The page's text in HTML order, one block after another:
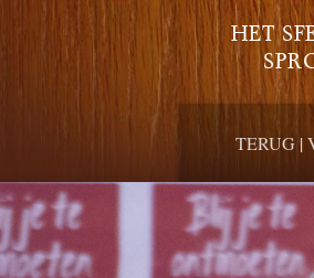
HET
TERUG |